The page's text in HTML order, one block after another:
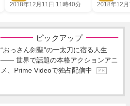
2018年12月11日 11時40分 2018年12
ピックアップ
“おっさん剣聖”の一太刀に宿る人生
―― 世界で話題の本格アクションアニ
メ、Prime Videoで独占配信中
P R